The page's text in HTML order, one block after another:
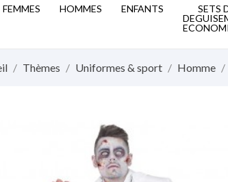
FEMMES HOMMES ENFANTS
SETS
Thèmes Uniformes & sport Homme